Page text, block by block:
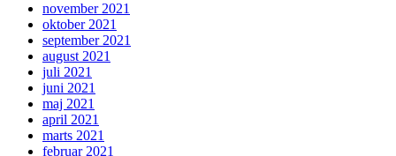
november 2021
oktober 2021
september 2021
august 2021
juli 2021
juni 2021
maj 2021
april 2021
marts 2021
februar 2021